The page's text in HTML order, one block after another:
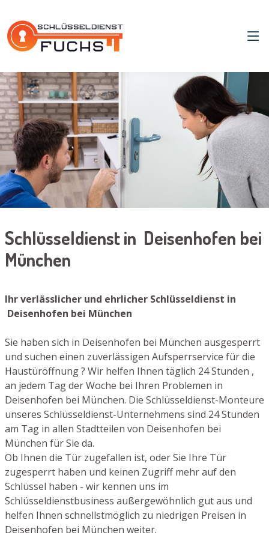
Schlüsseldienst in Deisenhofen bei
München
Ihr verlässlicher und ehrlicher Schlüsseldienst in
Deisenhofen bei München
Sie haben sich in Deisenhofen bei München ausgesperrt
und suchen einen zuverlässigen Aufsperrservice für die
Haustüröffnung ? Wir helfen Ihnen täglich 24 Stunden ,
an jedem Tag der Woche bei Ihren Problemen in
Deisenhofen bei München. Die Schlüsseldienst-Monteure
unseres Schlüsseldienst-Unternehmens sind 24 Stunden
am Tag in allen Stadtteilen von Deisenhofen bei
München für Sie da.
Ob Ihnen die Tür zugefallen ist, oder Sie Ihre Tür
zugesperrt haben und keinen Zugriff mehr auf den
Schlüssel haben - wir kennen uns im
Schlüsseldienstbusiness außergewöhnlich gut aus und
helfen Ihnen schnellstmöglich zu niedrigen Preisen in
Deisenhofen bei München weiter.